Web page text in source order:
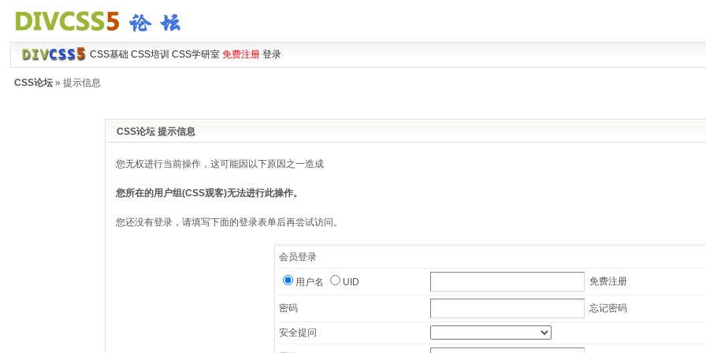
CSS基础 CSS培训 CSS学研室 免费注册 登录
CSS论坛 » 提示信息
CSS论坛 提示信息
您无权进行当前操作，这可能因以下原因之一造成
您所在的用户组(CSS观客)无法进行此操作。
您还没有登录，请填写下面的登录表单后再尝试访问。
会员登录
用户名 UID 免费注册
密码 忘记密码
安全提问